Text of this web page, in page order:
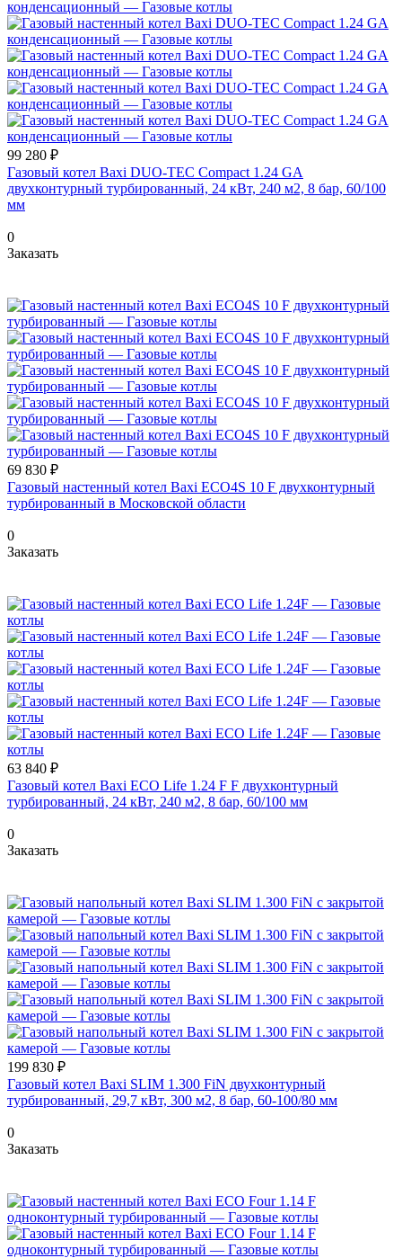
99 280 ₽
Газовый котел Baxi DUO-TEC Compact 1.24 GA
двухконтурный турбированный, 24 кВт, 240 м2, 8 бар, 60/100
мм
0
Заказать
69 830 ₽
Газовый настенный котел Baxi ECO4S 10 F двухконтурный
турбированный в Московской области
0
Заказать
63 840 ₽
Газовый котел Baxi ECO Life 1.24 F F двухконтурный
турбированный, 24 кВт, 240 м2, 8 бар, 60/100 мм
0
Заказать
199 830 ₽
Газовый котел Baxi SLIM 1.300 FiN двухконтурный
турбированный, 29,7 кВт, 300 м2, 8 бар, 60-100/80 мм
0
Заказать